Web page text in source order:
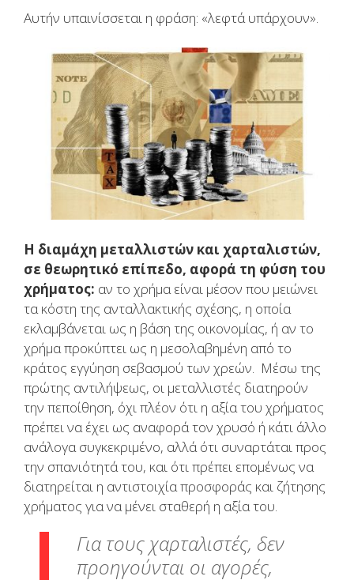
Αυτήν υπαινίσσεται η φράση: «λεφτά υπάρχουν».
Η διαμάχη μεταλλιστών και χαρταλιστών,
σε θεωρητικό επίπεδο, αφορά τη φύση του
χρήματος: αν το χρήμα είναι μέσον που μειώνει
τα κόστη της ανταλλακτικής σχέσης, η οποία
εκλαμβάνεται ως η βάση της οικονομίας, ή αν το
χρήμα προκύπτει ως η μεσολαβημένη από το
κράτος εγγύηση σεβασμού των χρεών. Μέσω της
πρώτης αντιλήψεως, οι μεταλλιστές διατηρούν
την πεποίθηση, όχι πλέον ότι η αξία του χρήματος
πρέπει να έχει ως αναφορά τον χρυσό ή κάτι άλλο
ανάλογα συγκεκριμένο, αλλά ότι συναρτάται προς
την σπανιότητά του, και ότι πρέπει επομένως να
διατηρείται η αντιστοιχία προσφοράς και ζήτησης
χρήματος για να μένει σταθερή η αξία του.
Για τους χαρταλιστές, δεν
προηγούνται οι αγορές,